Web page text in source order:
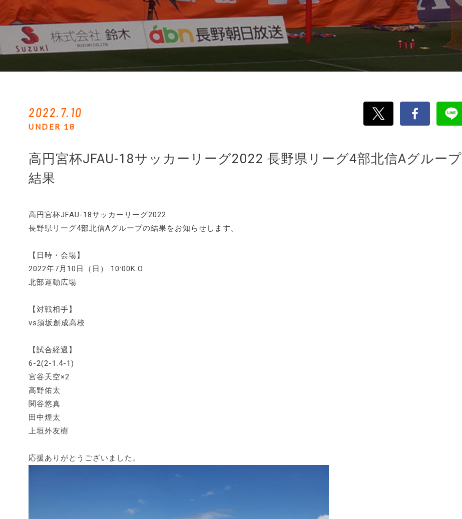
2022.7.10
UNDER 18
高円宮杯JFAU-18サッカーリーグ2022 長野県リーグ4部北信Aグループ
結果
高円宮杯JFAU-18サッカーリーグ2022
長野県リーグ4部北信Aグループの結果をお知らせします。
【日時・会場】
2022年7月10日（日） 10:00K.O
北部運動広場
【対戦相手】
vs須坂創成高校
【試合経過】
6-2(2-1.4-1)
宮谷天空×2
高野佑太
関谷悠真
田中煌太
上垣外友樹
応援ありがとうございました。